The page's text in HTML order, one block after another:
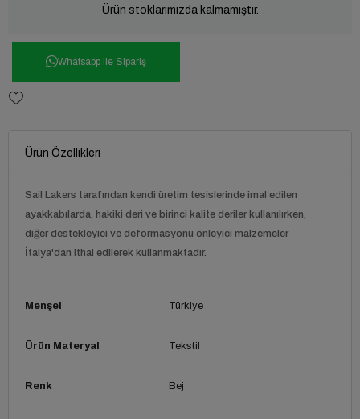
Ürün stoklarımızda kalmamıştır.
Whatsapp ile Sipariş
Ürün Özellikleri
Sail Lakers tarafından kendi üretim tesislerinde imal edilen
ayakkabılarda, hakiki deri ve birinci kalite deriler kullanılırken,
diğer destekleyici ve deformasyonu önleyici malzemeler
İtalya'dan ithal edilerek kullanmaktadır.
Menşei Türkiye
Ürün Materyal Tekstil
Renk Bej